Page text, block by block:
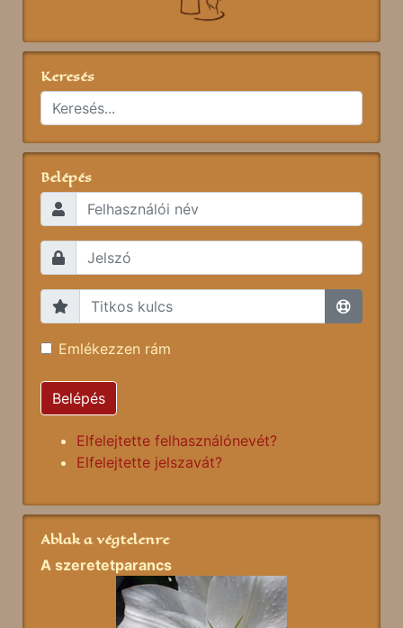
Keresés
Belépés
Emlékezzen rám
Belépés
Elfelejtette felhasználónevét?
Elfelejtette jelszavát?
Ablak a végtelenre
A szeretetparancs